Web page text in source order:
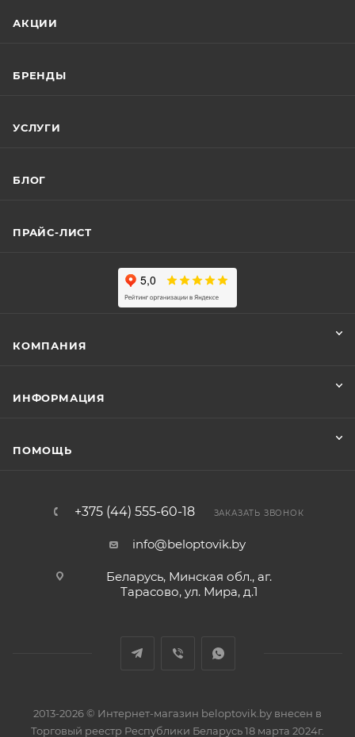
АКЦИИ
БРЕНДЫ
УСЛУГИ
БЛОГ
ПРАЙС-ЛИСТ
КОМПАНИЯ
ИНФОРМАЦИЯ
ПОМОЩЬ
+375 (44) 555-60-18 ЗАКАЗАТЬ ЗВОНОК
info@beloptovik.by
Беларусь, Минская обл., аг.
Тарасово, ул. Мира, д.1
2013-2026 © Интернет-магазин beloptovik.by внесен в
Торговый реестр Республики Беларусь 18 марта 2024г.